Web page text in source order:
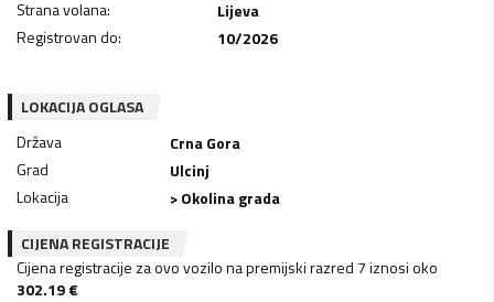
Strana volana:
Lijeva
Registrovan do: 10/2026
LOKACIJA OGLASA
Država
Crna Gora
Grad
Ulcinj
Lokacija
> Okolina grada
CIJENA REGISTRACIJE
Cijena registracije za ovo vozilo na premijski razred 7 iznosi oko
302.19€